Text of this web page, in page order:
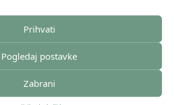
Prihvati
Zabrani
Pogledaj postavke
forme suglasan/suglasna sam da BE-
osobne podatke prikupljene ovim
u svrhu provođenja poslovnog
sa potencijalnim klijentom, a sve u
(EU) 2016/679. Prikupljeni i obrađeni